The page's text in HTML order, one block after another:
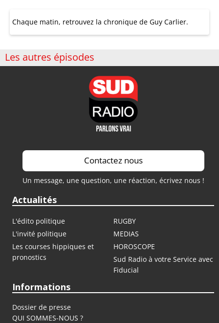
Chaque matin, retrouvez la chronique de Guy Carlier.
Les autres épisodes
Contactez nous
Un message, une question, une réaction, écrivez nous !
Actualités
L'édito politique
RUGBY
L'invité politique
MEDIAS
Les courses hippiques et
pronostics
HOROSCOPE
Sud Radio à votre Service avec
Fiducial
Informations
Dossier de presse
QUI SOMMES-NOUS ?